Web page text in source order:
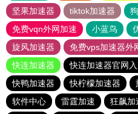
坚果加速器
tiktok加速器
免费vqn外网加速
小蓝鸟
旋风加速器
免费vps加速器外
快连加速器
快连加速器官网入
快鸭加速器
快柠檬加速器
软件中心
雷霆加速 狂飙加